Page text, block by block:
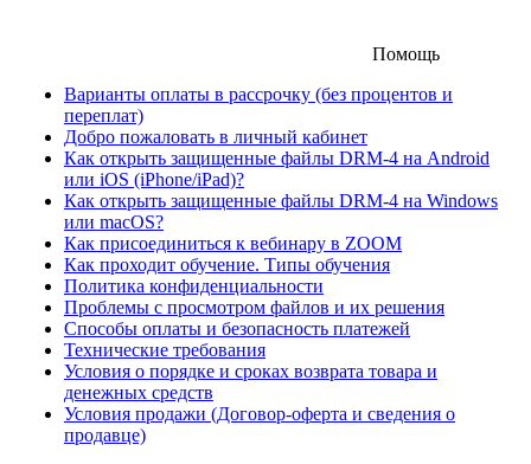
Помощь
Варианты оплаты в рассрочку (без процентов и
переплат)
Добро пожаловать в личный кабинет
Как открыть защищенные файлы DRM-4 на Android
или iOS (iPhone/iPad)?
Как открыть защищенные файлы DRM-4 на Windows
или macOS?
Как присоединиться к вебинару в ZOOM
Как проходит обучение. Типы обучения
Политика конфиденциальности
Проблемы с просмотром файлов и их решения
Способы оплаты и безопасность платежей
Технические требования
Условия о порядке и сроках возврата товара и
денежных средств
Условия продажи (Договор-оферта и сведения о
продавце)